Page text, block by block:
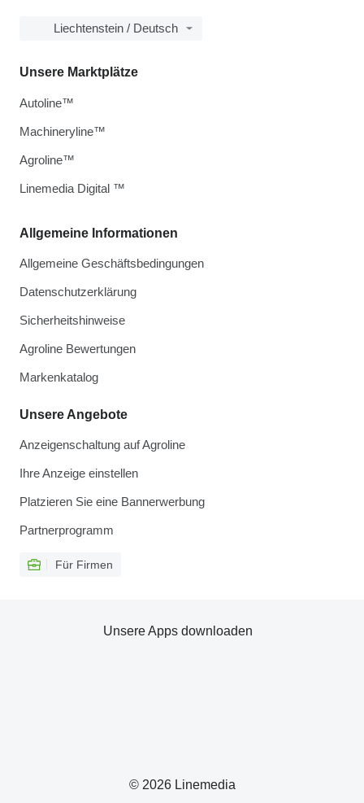
Liechtenstein / Deutsch
Allgemeine Informationen
Allgemeine Geschäftsbedingungen
Datenschutzerklärung
Sicherheitshinweise
Agroline Bewertungen
Markenkatalog
Unsere Angebote
Anzeigenschaltung auf Agroline
Ihre Anzeige einstellen
Platzieren Sie eine Bannerwerbung
Partnerprogramm
Für Firmen
Unsere Marktplätze
Autoline™
Machineryline™
Agroline™
Linemedia Digital ™
© 2026 Linemedia
Unsere Apps downloaden